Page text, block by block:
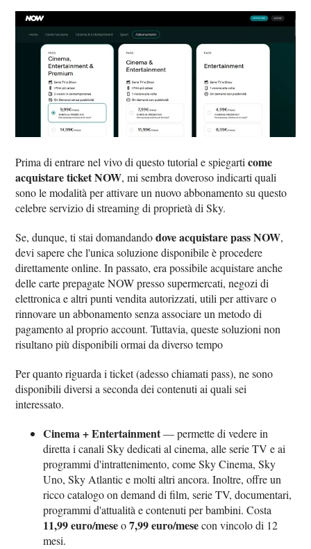
Prima di entrare nel vivo di questo tutorial e spiegarticome
acquistare ticket NOW, mi sembra doveroso indicarti quali
sono le modalità per attivare un nuovo abbonamento su questo
celebre servizio di streaming di proprietà di Sky.
Se, dunque, ti stai domandandodove acquistare pass NOW,
devi sapere che l'unica soluzione disponibile è procedere
direttamente online. In passato, era possibile acquistare anche
delle carte prepagate NOW presso supermercati, negozi di
elettronica e altri punti vendita autorizzati, utili per attivare o
rinnovare un abbonamento senza associare un metodo di
pagamento al proprio account. Tuttavia, queste soluzioni non
risultano più disponibili ormai da diverso tempo
Per quanto riguarda i ticket (adesso chiamati pass), ne sono
disponibili diversi a seconda dei contenuti ai quali sei
interessato.
Cinema + Entertainment— permette di vedere in
diretta i canali Sky dedicati al cinema, alle serie TV e ai
programmi d'intrattenimento, come Sky Cinema, Sky
Uno, Sky Atlantic e molti altri ancora. Inoltre, offre un
ricco catalogo on demand di film, serie TV, documentari,
programmi d'attualità e contenuti per bambini. Costa
11,99 euro/meseo7,99 euro/mesecon vincolo di 12
mesi.